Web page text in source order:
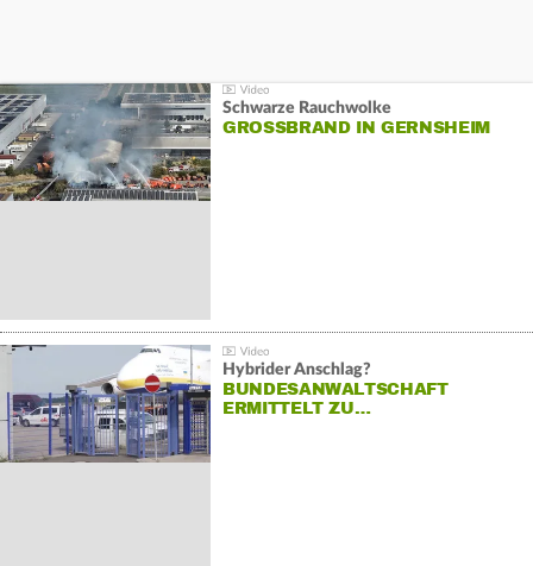
Schwarze Rauchwolke
GROSSBRAND IN GERNSHEIM
Hybrider Anschlag?
BUNDESANWALTSCHAFT
ERMITTELT ZU…